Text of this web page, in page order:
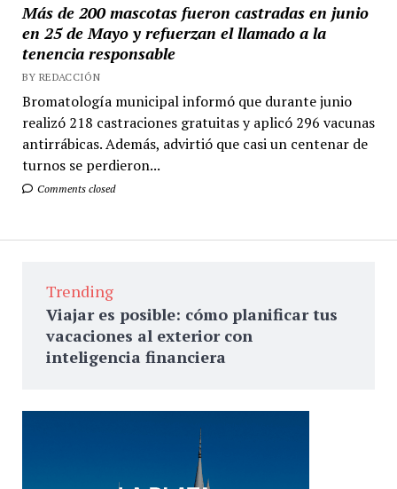
Más de 200 mascotas fueron castradas en junio
en 25 de Mayo y refuerzan el llamado a la
tenencia responsable
BY REDACCIÓN
Bromatología municipal informó que durante junio
realizó 218 castraciones gratuitas y aplicó 296 vacunas
antirrábicas. Además, advirtió que casi un centenar de
turnos se perdieron...
Comments closed
Trending
Viajar es posible: cómo planificar tus
vacaciones al exterior con
inteligencia financiera